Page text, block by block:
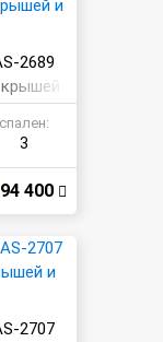
2689
спален:
3
94 400
2707